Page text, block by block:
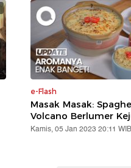
e-Flash
Masak Masak:
Volcano Berlumer
Kamis, 05 Jan 2023 20:11 WIB